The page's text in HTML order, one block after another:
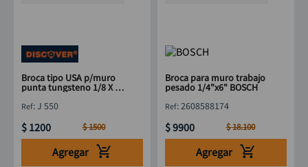
Broca tipo USA p/muro
punta tungsteno 1/8 X 3
:J 550
$ 1200 $1500
Agregar
Broca para muro trabajo
pesado 1/4"x6" BOSCH
:2608588174
$9900 $18.100
Agregar